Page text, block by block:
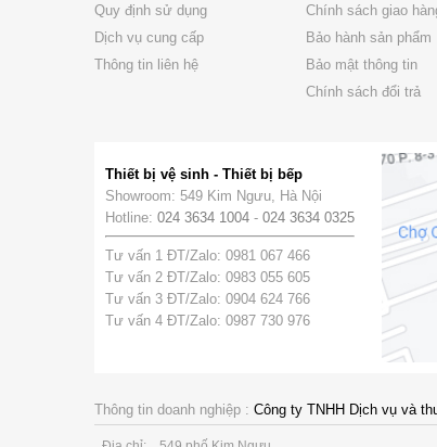
Quy định sử dụng
Dịch vụ cung cấp
Thông tin liên hệ
Chính sách giao
Bảo hành sản phẩm
Bảo mật thông tin
Chính sách đổi trả
Thiết bị vệ sinh - Thiết bị bếp
Showroom: 549 Kim Ngưu, Hà Nội
Hotline: 024 3634 1004 - 024 3634 0325
Tư vấn 1 ĐT/Zalo: 0981 067 466
Tư vấn 2 ĐT/Zalo: 0983 055 605
Tư vấn 3 ĐT/Zalo: 0904 624 766
Tư vấn 4 ĐT/Zalo: 0987 730 976
Thông tin doanh nghiệp : Công ty TNHH Dịch vụ và